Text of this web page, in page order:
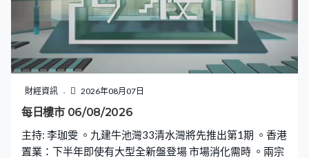
財經資訊 2026年08月07日
每日樓市 06/08/2026
主持: 李珈雯 。九建牛池灣33清水灣將先推出第1期 。香港
置業：下半年即使有大型全新盤登場 市場消化需時 。兩宗